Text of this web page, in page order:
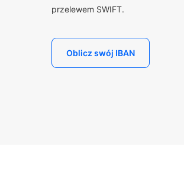
przelewem SWIFT.
Oblicz swój IBAN